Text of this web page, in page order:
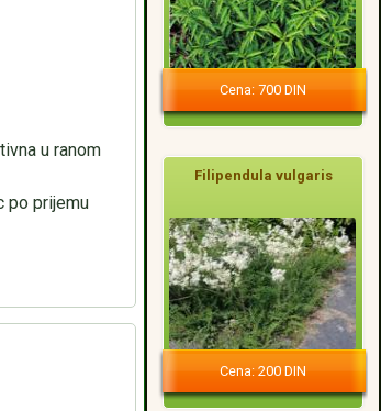
u ranom
po prijemu
Cena: 700 DIN
Filipendula vulgaris
Cena: 200 DIN